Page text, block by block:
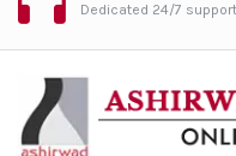
Dedicated 24/7